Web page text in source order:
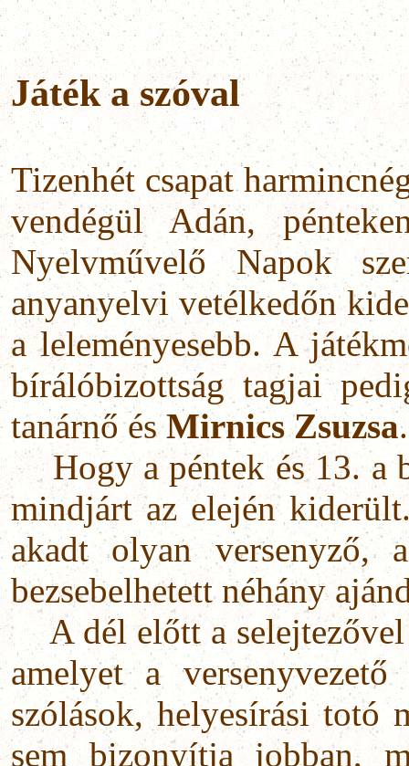
Játék a szóval
Tizenhét csapat
vendégül Adán,
Nyelvművelő Napok
anyanyelvi vetélkedőn
a leleményesebb. A
bírálóbizottság tagjai
tanárnő ésMirnics Zsuzsa.
Hogy a péntek és 13. a
mindjárt az elején
akadt olyan versenyző,
bezsebelhetett néhány
A dél előtt a
amelyet a
szólások, helyesírási totó
sem bizonyítja jobban,